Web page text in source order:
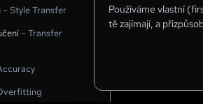
Používáme vlastní
tě zajímají, a
–Style Transfer
–Transfer